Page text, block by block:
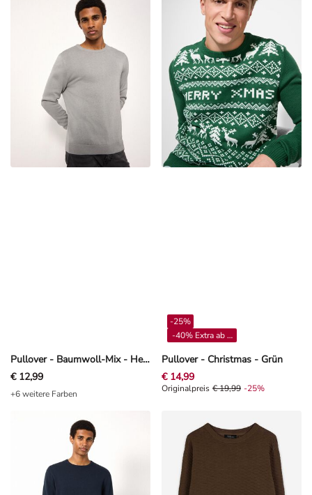
Pullover - Baumwoll-Mix - Hellgrau
€ 12,99
+6 weitere Farben
Pullover - Christmas - Grün
-25%
-40% Extra ab 4**
€ 14,99
Originalpreis € 19,99, Rabat -25%
Originalpreis € 19,99 -25%